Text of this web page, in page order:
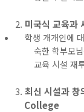
미국식 교육과
학생 개개인에
숙한 학부모
교육 시설 재
최신 시설과
College